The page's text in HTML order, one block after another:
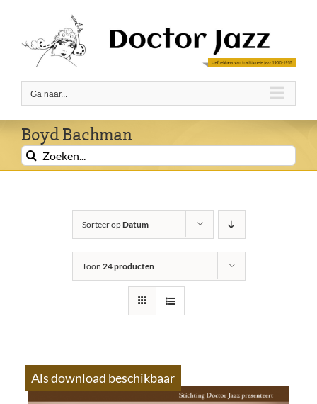
inhoud
Ga naar...
Boyd Bachman
Zoeken
naar:
Sorteer opDatum
Toon 24 producten
Als download beschikbaar